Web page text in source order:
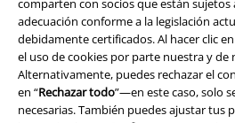
comparten con socios que están sujetos
adecuación conforme a la legislación
debidamente certificados. Al hacer clic en
el uso de cookies por parte nuestra y de
Alternativamente, puedes rechazar el
en “Rechazar todo”—en este caso, solo
necesarias. También puedes ajustar tus
Términos y Condiciones
Aviso Legal
Ley protección de datos